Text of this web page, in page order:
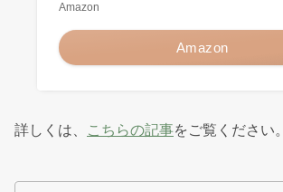
Amazon
Amazon
詳しくは、 こちらの記事をご覧ください。